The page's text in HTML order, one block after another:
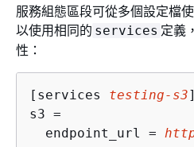
服務組態區段可從多個設定檔
以使用相同的 services 定義
性：
[services testing-s3]
s3 =
  endpoint_url =